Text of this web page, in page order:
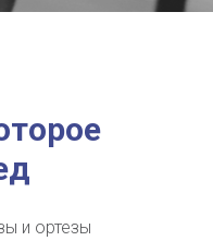
и ортезы